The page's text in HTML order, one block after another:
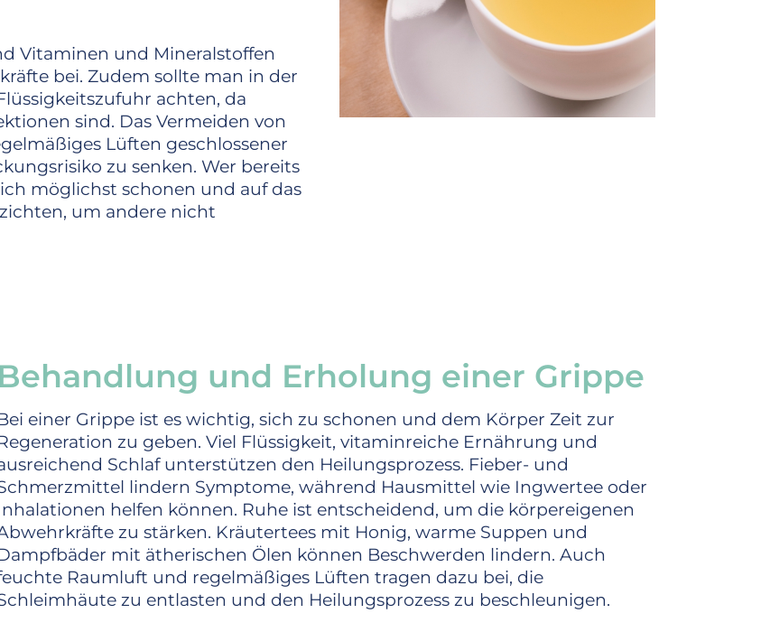
Vitaminen und Mineralstoffen
bei. Zudem sollte man in der
achten, da
sind. Das Vermeiden von
Lüften geschlossener
zu senken. Wer bereits
möglichst schonen und auf das
um andere nicht
Behandlung und Erholung einer Grippe
einer Grippe ist es wichtig, sich zu schonen und dem Körper Zeit zur
zu geben. Viel Flüssigkeit, vitaminreiche Ernährung und
Schlaf unterstützen den Heilungsprozess. Fieber- und
lindern Symptome, während Hausmittel wie Ingwertee oder
helfen können. Ruhe ist entscheidend, um die körpereigenen
zu stärken. Kräutertees mit Honig, warme Suppen und
mit ätherischen Ölen können Beschwerden lindern. Auch
Raumluft und regelmäßiges Lüften tragen dazu bei, die
zu entlasten und den Heilungsprozess zu beschleunigen.